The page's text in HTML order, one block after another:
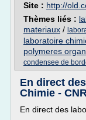
Site : http://
Thèmes liés :
materiaux /
laboratoire
polymeres
condensee de
En direct
Chimie -
En direct des